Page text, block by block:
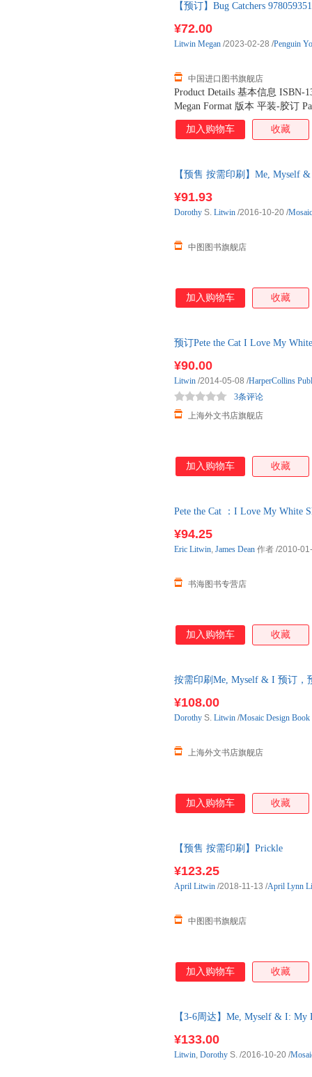
【预订】Bug Catchers
Product Details 基本信息 ISBN-
Megan Format 版本 平装-胶订
Penguin Young Readers Group
Dimensions 商品尺寸 8.80 x
¥72.00
中国进口图书旗舰店
Litwin Megan /2023-02-28 /Penguin
加入购物车 收藏
【预售 按需印刷】Me, Myself
¥91.93
中图图书旗舰店
Dorothy S. Litwin /2016-10-20 /
加入购物车 收藏
预订Pete the Cat I Love My
¥90.00
上海外文书店旗舰店
3条评论
Litwin /2014-05-08 /HarperCollins
加入购物车 收藏
Pete the Cat ：I Love My White
¥94.25
书海图书专营店
Eric Litwin, James Dean 作者 /2010-
加入购物车 收藏
按需印刷Me, Myself & I 预订，
¥108.00
上海外文书店旗舰店
Dorothy S. Litwin /Mosaic Design Book
加入购物车 收藏
【预售 按需印刷】Prickle
¥123.25
中图图书旗舰店
April Litwin /2018-11-13 /April Lynn
加入购物车 收藏
【3-6周达】Me, Myself & I: My
¥133.00
Litwin, Dorothy S. /2016-10-20 /